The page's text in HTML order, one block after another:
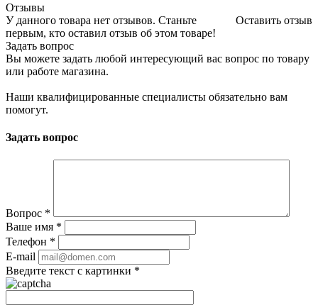
Отзывы
Оставить отзыв
У данного товара нет отзывов. Станьте
первым, кто оставил отзыв об этом товаре!
Задать вопрос
Вы можете задать любой интересующий вас вопрос по товару
или работе магазина.
Наши квалифицированные специалисты обязательно вам
помогут.
Задать вопрос
Вопрос *
Ваше имя *
Телефон *
E-mail
Введите текст с картинки *